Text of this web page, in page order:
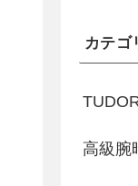
カテゴ
高級腕